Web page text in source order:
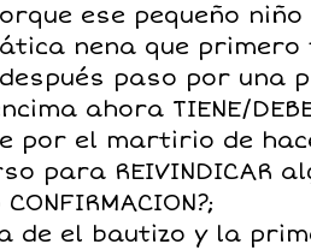
ese pequeño niño
nena que primero
paso por una
ahora TIENE/
por el martirio de
para REIVINDICAR
de el bautizo y la